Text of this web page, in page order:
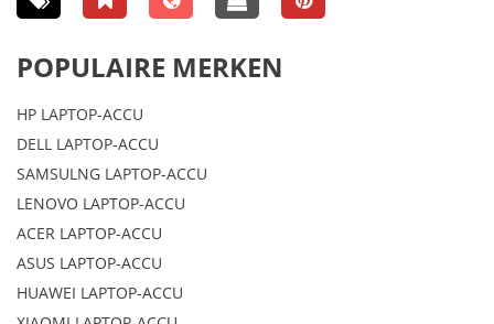
POPULAIRE MERKEN
HP LAPTOP-ACCU
DELL LAPTOP-ACCU
SAMSULNG LAPTOP-ACCU
LENOVO LAPTOP-ACCU
ACER LAPTOP-ACCU
ASUS LAPTOP-ACCU
HUAWEI LAPTOP-ACCU